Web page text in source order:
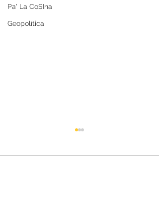
Pa' La CoSIna
Geopolítica